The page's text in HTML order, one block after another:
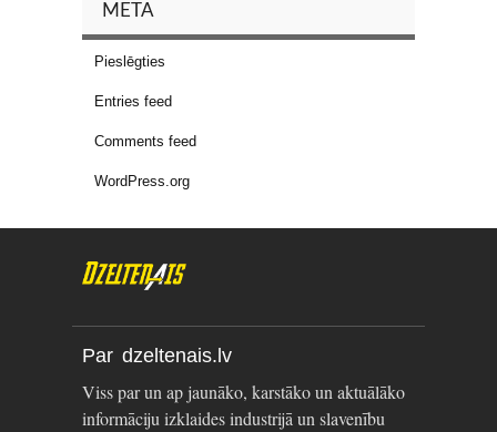
META
Pieslēgties
Entries feed
Comments feed
WordPress.org
Par dzeltenais.lv
Viss par un ap jaunāko, karstāko un aktuālāko
informāciju izklaides industrijā un slavenību